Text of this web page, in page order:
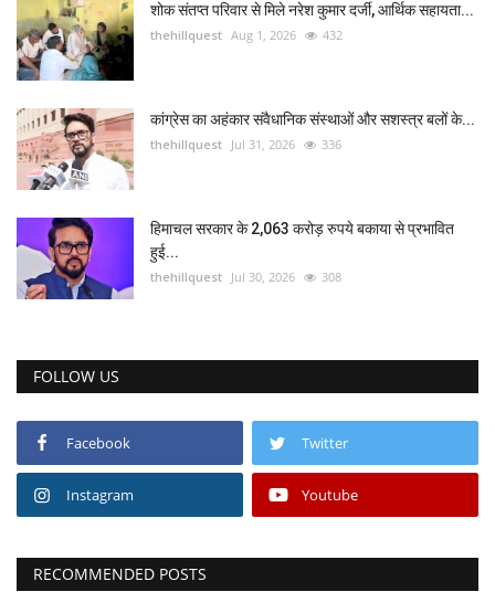
शोक संतप्त परिवार से मिले नरेश कुमार दर्जी, आर्थिक सहायता...
thehillquest Aug 1, 2026 432
कांग्रेस का अहंकार संवैधानिक संस्थाओं और सशस्त्र बलों के...
thehillquest Jul 31, 2026 336
हिमाचल सरकार के 2,063 करोड़ रुपये बकाया से प्रभावित
हुई...
thehillquest Jul 30, 2026 308
FOLLOW US
Facebook Twitter
Instagram Youtube
RECOMMENDED POSTS